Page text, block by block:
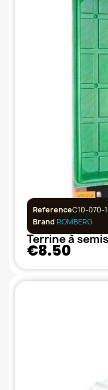
ReferenceC10-070-
Brand ROMBERG
Terrine à
€8.50